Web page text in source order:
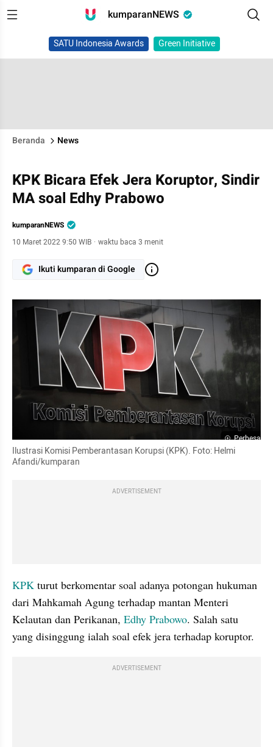
kumparanNEWS
SATU Indonesia Awards Green Initiative
Beranda News
KPK Bicara Efek Jera Koruptor, Sindir
MA soal Edhy Prabowo
kumparanNEWS
10 Maret 2022 9:50 WIB · waktu baca 3 menit
Ikuti kumparan di Google
Perbesar
Ilustrasi Komisi Pemberantasan Korupsi (KPK). Foto: Helmi
Afandi/kumparan
ADVERTISEMENT
KPK turut berkomentar soal adanya potongan hukuman
dari Mahkamah Agung terhadap mantan Menteri
Kelautan dan Perikanan, Edhy Prabowo. Salah satu
yang disinggung ialah soal efek jera terhadap koruptor.
ADVERTISEMENT